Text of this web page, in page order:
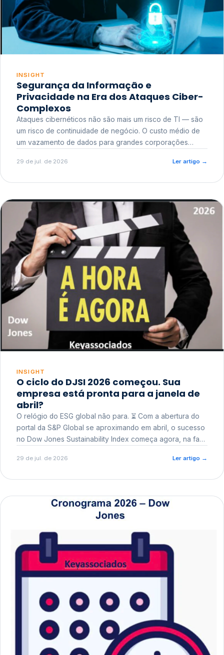
INSIGHT
Segurança da Informação e
Privacidade na Era dos Ataques Ciber-
Complexos
Ataques cibernéticos não são mais um risco de TI — são
um risco de continuidade de negócio. O custo médio de
um vazamento de dados para grandes corporações
reputacional e o risco regulatório junto a órgãos como a
29 de jul. de 2026 Ler artigo →
INSIGHT
O ciclo do DJSI 2026 começou. Sua
empresa está pronta para a janela de
abril?
O relógio do ESG global não para. ⏳ Com a abertura do
portal da S&P Global se aproximando em abril, o sucesso
no Dow Jones Sustainability Index começa agora, na fase
29 de jul. de 2026 Ler artigo →